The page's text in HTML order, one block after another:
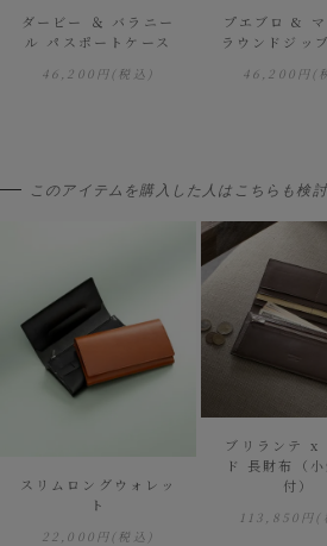
ダービー ＆ バラニー
ル パスポートケース
46,200円(税込)
プエブロ & マ
ラウンドジッ
46,200円(
このアイテムを購入した人はこちらも検
スリムロングウォレッ
ト
22,000円(税込)
ブリランテ x
ド 長財布（
付）
113,850円(